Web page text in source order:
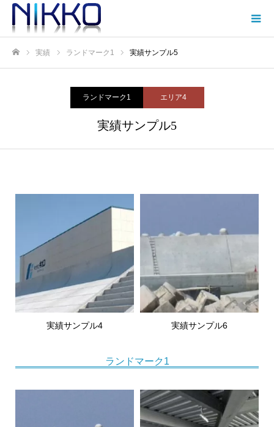
実績 ランドマーク1 実績サンプル5
ランドマーク1 エリア4
実績サンプル5
実績サンプル4 実績サンプル6
ランドマーク1